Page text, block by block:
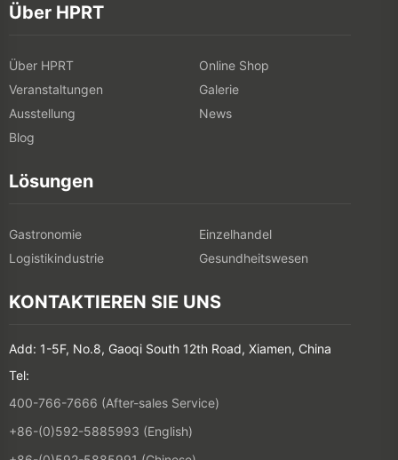
Über HPRT
Über HPRT
Online Shop
Veranstaltungen
Galerie
Ausstellung
News
Blog
Lösungen
Gastronomie
Einzelhandel
Logistikindustrie
Gesundheitswesen
KONTAKTIEREN SIE UNS
Add: 1-5F, No.8, Gaoqi South 12th Road, Xiamen, China
Tel:
400-766-7666 (After-sales Service)
+86-(0)592-5885993 (English)